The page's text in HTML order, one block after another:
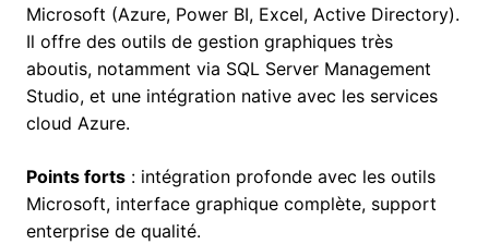
Microsoft (Azure, Power BI, Excel, Active Directory).
Il offre des outils de gestion graphiques très
aboutis, notamment via SQL Server Management
Studio, et une intégration native avec les services
cloud Azure.
Points forts : intégration profonde avec les outils
Microsoft, interface graphique complète, support
enterprise de qualité.